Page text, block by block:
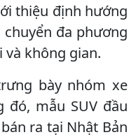
thiệu định hướng
đa phương
không gian.
bày nhóm xe
đó, mẫu SUV đầu
ra tại Nhật Bản